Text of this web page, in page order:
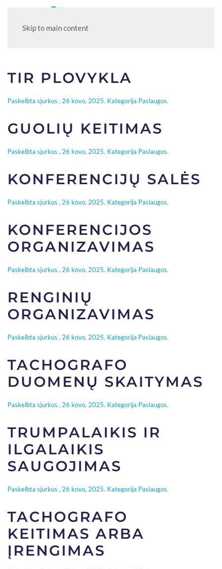
Skip to main content
TIR PLOVYKLA
Paskelbta sjurkus , 26 kovo, 2025. Kategorija Paslaugos.
GUOLIŲ KEITIMAS
Paskelbta sjurkus , 26 kovo, 2025. Kategorija Paslaugos.
KONFERENCIJŲ SALĖS
Paskelbta sjurkus , 26 kovo, 2025. Kategorija Paslaugos.
KONFERENCIJOS
ORGANIZAVIMAS
Paskelbta sjurkus , 26 kovo, 2025. Kategorija Paslaugos.
RENGINIŲ
ORGANIZAVIMAS
Paskelbta sjurkus , 26 kovo, 2025. Kategorija Paslaugos.
TACHOGRAFO
DUOMENŲ SKAITYMAS
Paskelbta sjurkus , 26 kovo, 2025. Kategorija Paslaugos.
TRUMPALAIKIS IR
ILGALAIKIS
SAUGOJIMAS
Paskelbta sjurkus , 26 kovo, 2025. Kategorija Paslaugos.
TACHOGRAFO
KEITIMAS ARBA
ĮRENGIMAS